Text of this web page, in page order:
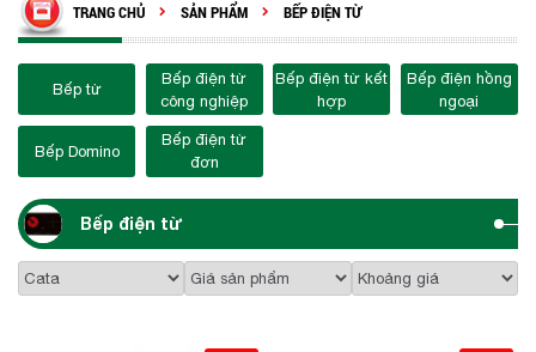
TRANG CHỦ SẢN PHẨM BẾP ĐIỆN TỪ
Bếp từ
Bếp điện từ
công nghiệp
Bếp điện từ kết
hợp
Bếp điện hồng
ngoại
Bếp Domino
Bếp điện từ
đơn
Bếp điện từ